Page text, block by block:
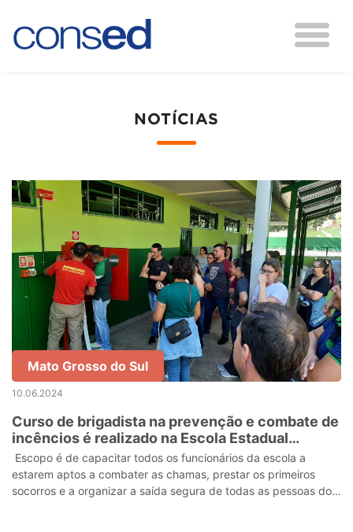
NOTÍCIAS
Mato Grosso do Sul
10.06.2024
Curso de brigadista na prevenção e combate de
incêncios é realizado na Escola Estadual
Professora Nair Palácio de Souza
Escopo é de capacitar todos os funcionários da escola a
estarem aptos a combater as chamas, prestar os primeiros
socorros e a organizar a saída segura de todas as pessoas do